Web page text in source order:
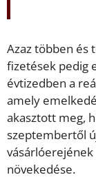
Azaz többen és
fizetések pedig
évtizedben a
amely
akasztott meg,
szeptembertől
növekedése.